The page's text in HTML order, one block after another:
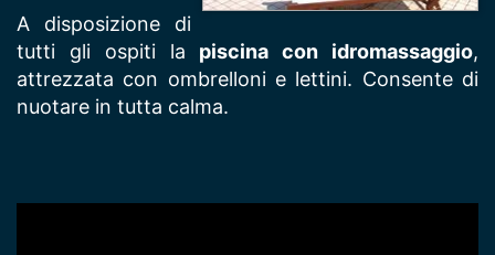
A disposizione di
tutti gli ospiti la piscina con idromassaggio,
attrezzata con ombrelloni e lettini. Consente di
nuotare in tutta calma.